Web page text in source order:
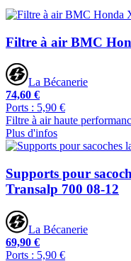
Filtre à air BMC
La Bécanerie
74,60 €
Ports : 5,90 €
Filtre à air haute
Plus d'infos
Supports pour
Transalp 700 08-12
La Bécanerie
69,90 €
Ports : 5,90 €